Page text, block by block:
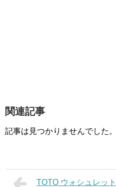
関連記事
記事は見つかりませんでした。
TOTO ウォシュレッ